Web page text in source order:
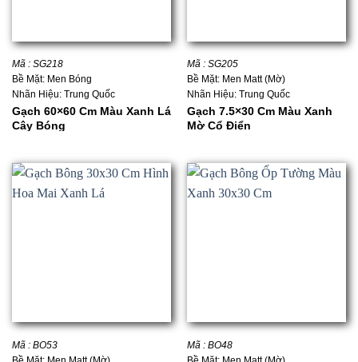
Mã : SG218
Bề Mặt: Men Bóng
Nhãn Hiệu: Trung Quốc
Gạch 60×60 Cm Màu Xanh Lá
Cây Bóng
Mã : SG205
Bề Mặt: Men Matt (Mờ)
Nhãn Hiệu: Trung Quốc
Gạch 7.5×30 Cm Màu Xanh
Mờ Cổ Điển
Mã : BO53
Mã : BO48